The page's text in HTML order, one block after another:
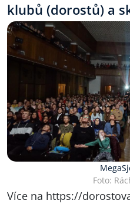
klubů (dorostů) a
Foto:
Více na https://